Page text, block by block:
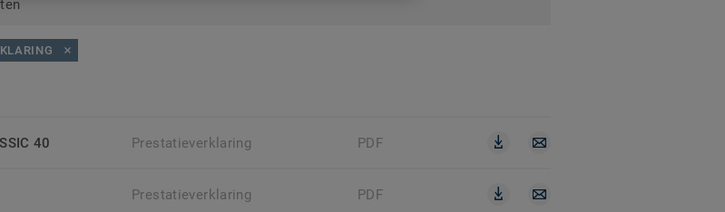
40 Prestatieverklaring PDF
Prestatieverklaring PDF